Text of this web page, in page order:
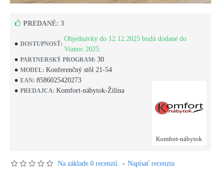
DOSTUPNOSŤ:
Objednávky do 12.12.2025 budú dodané do
Vianoc 2025.
PARTNERSKÝ PROGRAM: 30
MODEL: Konferenčný stôl 21-54
EAN: 8586025420273
PREDAJCA: Komfort-nábytok-Žilina
Komfort-nábytok
PREDANÉ: 3
Na základe 0 recenzií. - Napísať recenziu